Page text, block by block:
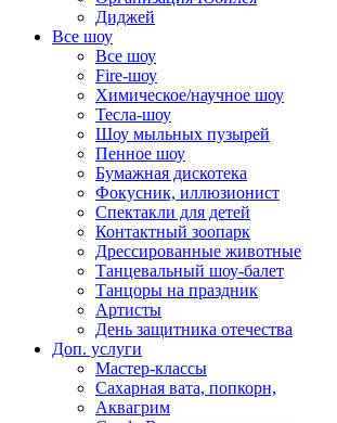
Диджей
Все шоу
Все шоу
Fire-шоу
Химическое/научное шоу
Тесла-шоу
Шоу мыльных пузырей
Пенное шоу
Бумажная дискотека
Фокусник, иллюзионист
Спектакли для детей
Контактный зоопарк
Дрессированные животные
Танцевальный шоу-балет
Танцоры на праздник
Артисты
День защитника отечества
Доп. услуги
Мастер-классы
Сахарная вата, попкорн,
Аквагрим